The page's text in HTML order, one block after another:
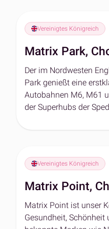
Magna Park liegt im
4,5 Autostunden
für den späten DTC-
Palettenbewegungen
Vertriebszentren
Vereinigtes Königreich
Matrix Park,
Der im Nordwesten
Park genießt eine
Autobahnen M6, M61
der Superhubs der
aus dem
temperaturkontrollierte
benötigen.
Matrix Park ist auch
Vereinigtes Königreich
Matrix Point,
Matrix Point ist unser
Gesundheit, Schönheit